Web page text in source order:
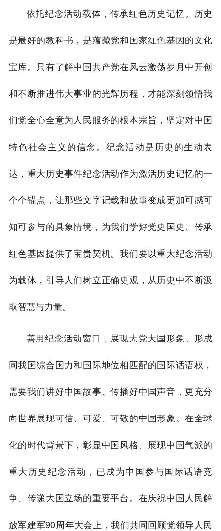
依托纪念活动载体，传承红色历史记忆。历史
是最好的教科书，是蕴藏党和国家红色基因的文化
宝库。只有了解中国共产党在风云激荡岁月中开创
和不断推进伟大事业的光辉历程，才能深刻领悟我
们党全心全意为人民服务的根本宗旨，坚定对中国
特色社会主义的信念。纪念活动是历史的生动表
达，重大历史事件纪念活动作为激活历史记忆的一
个个锚点，让那些文字记载和故事变成更加可感可
知可参与的具象情境，为我们学好党史国史、传承
红色基因提供了宝贵契机。我们要以重大纪念活动
为载体，引导人们树立正确史观，从历史中不断汲
取智慧与力量。
善用纪念活动窗口，展现大党大国形象。形成
同我国综合国力和国际地位相匹配的国际话语权，
需要我们讲好中国故事、传播好中国声音，更充分
向世界展现可信、可爱、可敬的中国形象。在全球
化的时代背景下，彰显中国风格、展现中国气派的
重大历史纪念活动，已成为中国参与国际话语竞
争、传递大国立场的重要平台。在庆祝中国人民解
放军建军90周年大会上，我们共同回顾党领导人民